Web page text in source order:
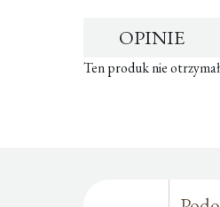
OPINIE
Ten produk nie